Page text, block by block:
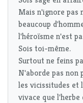
Mais n'ignore pas
beaucoup
l'héroïsme n'est
Sois toi-même.
Surtout ne feins
N'aborde pas non
les vicissitudes et
vivace que